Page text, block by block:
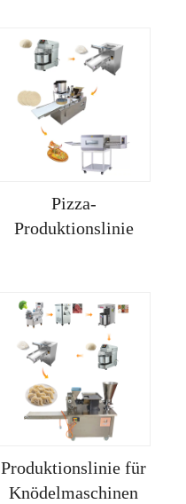
Pizza-
Produktionslinie
Produktionslinie für
Knödelmaschinen